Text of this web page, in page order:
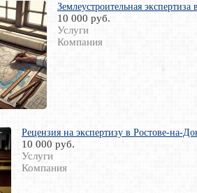
Землеустроительная
10 000 руб.
Услуги
Компания
Рецензия на экспертизу в Ростове-на-
10 000 руб.
Услуги
Компания